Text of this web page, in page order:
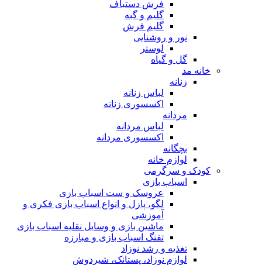
فرش دستباف
گلیم و گبه
گلیم فرش
نور و روشنایی
لوستر
گل و گیاه
خانه مد
زنانه
لباس زنانه
اکسسوری زنانه
مردانه
لباس مردانه
اکسسوری مردانه
بچگانه
لوازم خانه
کودک و سرگرمی
اسباب بازی
عروسک و ست اسباب بازی
لگو، پازل و انواع اسباب بازی فکری و
آموزشی
ماشین بازی و وسایل نقلیه اسباب بازی
تفنگ اسباب بازی و مبارزه
تغذیه و رشد نوزاد
لوازم نوزاد، پستانک، شیردوش